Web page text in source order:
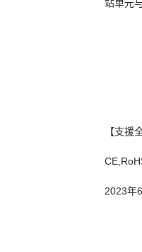
站单元
【支援
2023年